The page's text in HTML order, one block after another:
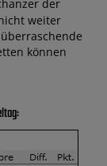
der
weiter
können